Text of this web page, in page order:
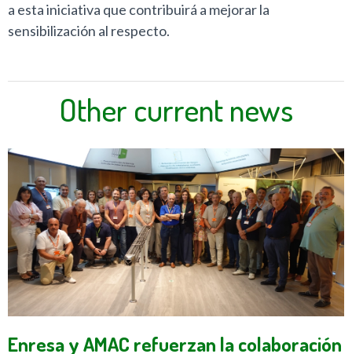
a esta iniciativa que contribuirá a mejorar la
sensibilización al respecto.
Other current news
Enresa y AMAC refuerzan la colaboración